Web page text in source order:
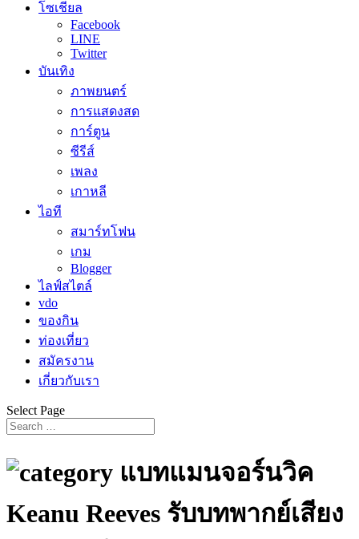
โซเชียล
Facebook
LINE
Twitter
บันเทิง
ภาพยนตร์
การแสดงสด
การ์ตูน
ซีรีส์
เพลง
เกาหลี
ไอที
สมาร์ทโฟน
เกม
Blogger
ไลฟ์สไตล์
vdo
ของกิน
ท่องเที่ยว
สมัครงาน
เกี่ยวกับเรา
Select Page
แบทแมนจอร์นวิค
Keanu Reeves รับบทพากย์เสียง